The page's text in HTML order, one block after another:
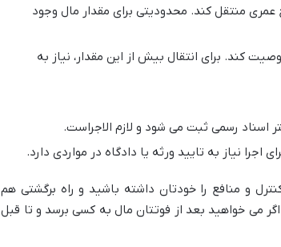
عمری منتقل کند. محدودیتی برای مقدار مال وجود
کند. برای انتقال بیش از این مقدار، نیاز به
اسناد رسمی ثبت می شود و لازم الاجراست.
نیاز به تایید ورثه یا دادگاه در مواردی دارد.
و منافع را خودتان داشته باشید و راه برگشتی هم
می خواهید بعد از فوتتان مال به کسی برسد و تا قبل